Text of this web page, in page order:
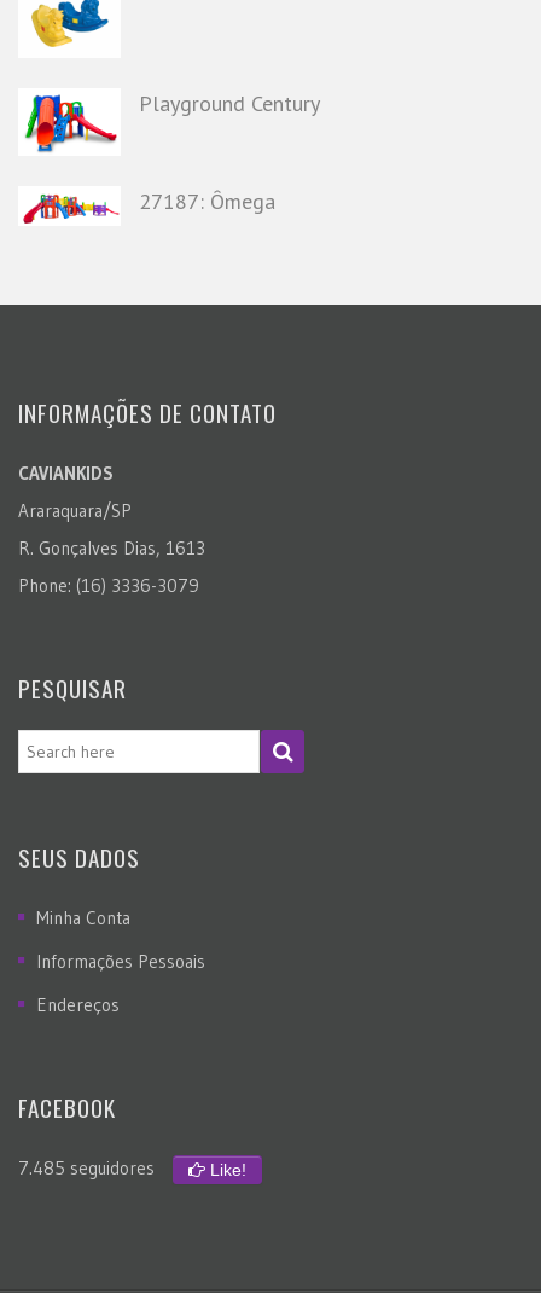
Playground Century
27187: Ômega
INFORMAÇÕES DE CONTATO
CAVIANKIDS
Araraquara/SP
R. Gonçalves Dias, 1613
Phone: (16) 3336-3079
PESQUISAR
SEUS DADOS
Minha Conta
Informações Pessoais
Endereços
FACEBOOK
7.485 seguidores Like!